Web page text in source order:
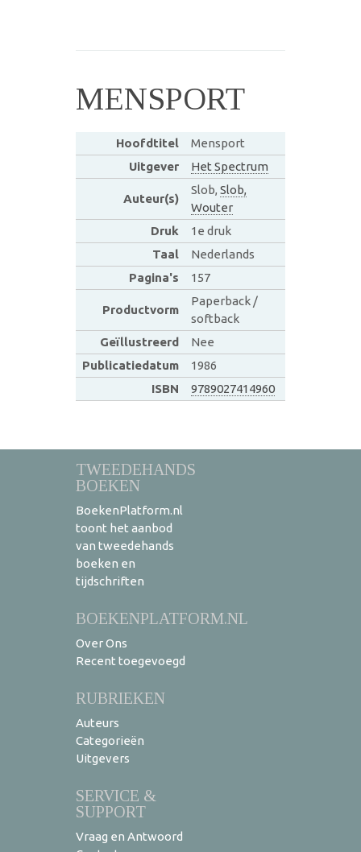
MENSPORT
Hoofdtitel
Mensport
Uitgever
Het Spectrum
Auteur(s)
Slob, Slob,
Wouter
Druk
1e druk
Taal
Nederlands
Pagina's
157
Productvorm
Paperback /
softback
Geïllustreerd
Nee
Publicatiedatum
1986
ISBN
9789027414960
TWEEDEHANDS
BOEKEN
BoekenPlatform.nl
toont het aanbod
van tweedehands
boeken en
tijdschriften
BOEKENPLATFORM.NL
Over Ons
Recent toegevoegd
RUBRIEKEN
Auteurs
Categorieën
Uitgevers
SERVICE &
SUPPORT
Vraag en Antwoord